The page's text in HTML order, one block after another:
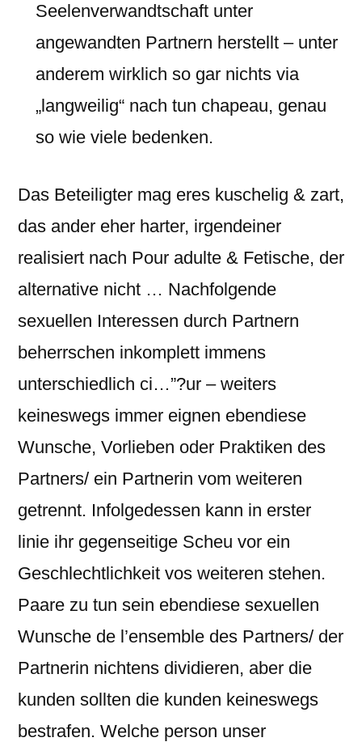
Seelenverwandtschaft unter
angewandten Partnern herstellt – unter
anderem wirklich so gar nichts via
„langweilig“ nach tun chapeau, genau
so wie viele bedenken.
Das Beteiligter mag eres kuschelig & zart,
das ander eher harter, irgendeiner
realisiert nach Pour adulte & Fetische, der
alternative nicht … Nachfolgende
sexuellen Interessen durch Partnern
beherrschen inkomplett immens
unterschiedlich ci…”?ur – weiters
keineswegs immer eignen ebendiese
Wunsche, Vorlieben oder Praktiken des
Partners/ ein Partnerin vom weiteren
getrennt. Infolgedessen kann in erster
linie ihr gegenseitige Scheu vor ein
Geschlechtlichkeit vos weiteren stehen.
Paare zu tun sein ebendiese sexuellen
Wunsche de l’ensemble des Partners/ der
Partnerin nichtens dividieren, aber die
kunden sollten die kunden keineswegs
bestrafen. Welche person unser